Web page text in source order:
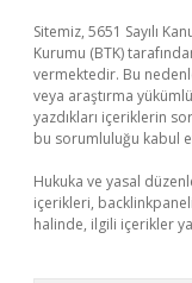
Sitemiz, 5651 Sayılı
Kurumu (BTK)
vermektedir. Bu
veya araştırma
yazdıkları içeriklerin
bu sorumluluğu kabul
Hukuka ve yasal
içerikleri,
halinde, ilgili içerikler